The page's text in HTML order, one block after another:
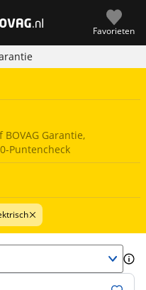
Favorieten
Garantie,
Puntencheck